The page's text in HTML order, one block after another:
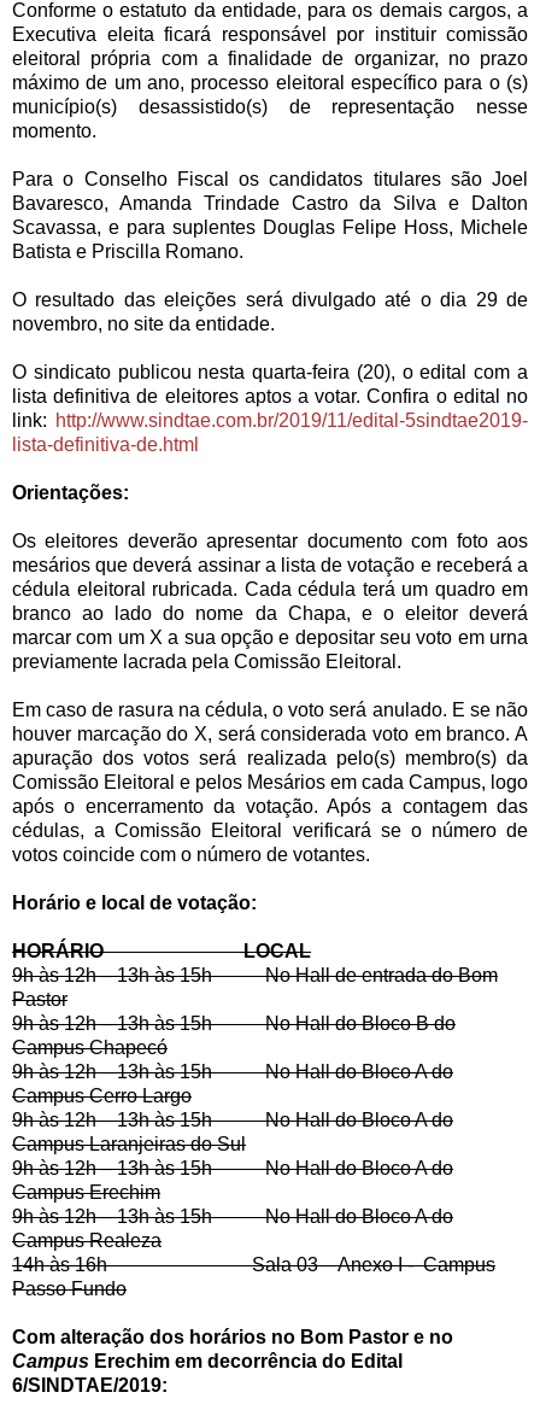
Conforme o estatuto da entidade, para os demais cargos, a
Executiva eleita ficará responsável por instituir comissão
eleitoral própria com a finalidade de organizar, no prazo
máximo de um ano, processo eleitoral específico para o (s)
município(s) desassistido(s) de representação nesse
momento.
Para o Conselho Fiscal os candidatos titulares são Joel
Bavaresco, Amanda Trindade Castro da Silva e Dalton
Scavassa, e para suplentes Douglas Felipe Hoss, Michele
Batista e Priscilla Romano.
O resultado das eleições será divulgado até o dia 29 de
novembro, no site da entidade.
O sindicato publicou nesta quarta-feira (20), o edital com a
lista definitiva de eleitores aptos a votar. Confira o edital no
link: http://www.sindtae.com.br/2019/11/edital-5sindtae2019-
lista-definitiva-de.html
Orientações:
Os eleitores deverão apresentar documento com foto aos
mesários que deverá assinar a lista de votação e receberá a
cédula eleitoral rubricada. Cada cédula terá um quadro em
branco ao lado do nome da Chapa, e o eleitor deverá
marcar com um X a sua opção e depositar seu voto em urna
previamente lacrada pela Comissão Eleitoral.
Em caso de rasura na cédula, o voto será anulado. E se não
houver marcação do X, será considerada voto em branco. A
apuração dos votos será realizada pelo(s) membro(s) da
Comissão Eleitoral e pelos Mesários em cada Campus, logo
após o encerramento da votação. Após a contagem das
cédulas, a Comissão Eleitoral verificará se o número de
votos coincide com o número de votantes.
Horário e local de votação:
HORÁRIO LOCAL
9h às 12h – 13h às 15h No Hall de entrada do Bom
Pastor
9h às 12h – 13h às 15h No Hall do Bloco B do
Campus Chapecó
9h às 12h – 13h às 15h No Hall do Bloco A do
Campus Cerro Largo
9h às 12h – 13h às 15h No Hall do Bloco A do
Campus Laranjeiras do Sul
9h às 12h – 13h às 15h No Hall do Bloco A do
Campus Erechim
9h às 12h – 13h às 15h No Hall do Bloco A do
Campus Realeza
14h às 16h Sala 03 – Anexo I - Campus
Passo Fundo
Com alteração dos horários no Bom Pastor e no
Campus Erechim em decorrência do Edital
6/SINDTAE/2019: